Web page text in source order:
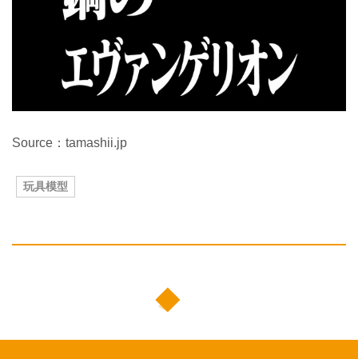
Source：tamashii.jp
玩具模型